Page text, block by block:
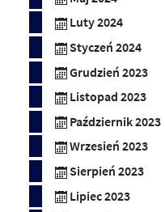
Luty 2024
Styczeń 2024
Grudzień 2023
Listopad 2023
Październik 2023
Wrzesień 2023
Sierpień 2023
Lipiec 2023